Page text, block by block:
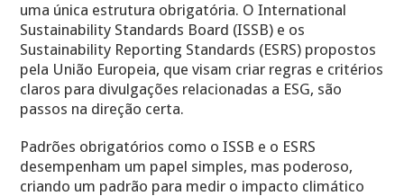
uma única estrutura obrigatória. O International
Sustainability Standards Board (ISSB) e os
Sustainability Reporting Standards (ESRS) propostos
pela União Europeia, que visam criar regras e critérios
claros para divulgações relacionadas a ESG, são
passos na direção certa.
Padrões obrigatórios como o ISSB e o ESRS
desempenham um papel simples, mas poderoso,
criando um padrão para medir o impacto climático